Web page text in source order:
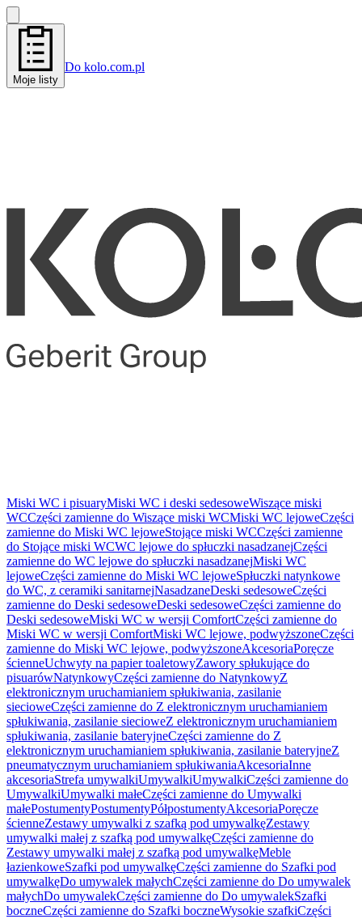
Moje listy
Do kolo.com.pl
Miski WC i pisuaryMiski WC i deski sedesoweWiszące miski
WCCzęści zamienne do Wiszące miski WCMiski WC lejoweCzęści
zamienne do Miski WC lejoweStojące miski WCCzęści zamienne
do Stojące miski WCWC lejowe do spłuczki nasadzanejCzęści
zamienne do WC lejowe do spłuczki nasadzanejMiski WC
lejoweCzęści zamienne do Miski WC lejoweSpłuczki natynkowe
do WC, z ceramiki sanitarnejNasadzaneDeski sedesoweCzęści
zamienne do Deski sedesoweDeski sedesoweCzęści zamienne do
Deski sedesoweMiski WC w wersji ComfortCzęści zamienne do
Miski WC w wersji ComfortMiski WC lejowe, podwyższoneCzęści
zamienne do Miski WC lejowe, podwyższoneAkcesoriaPoręcze
ścienneUchwyty na papier toaletowyZawory spłukujące do
pisuarówNatynkowyCzęści zamienne do NatynkowyZ
elektronicznym uruchamianiem spłukiwania, zasilanie
siecioweCzęści zamienne do Z elektronicznym uruchamianiem
spłukiwania, zasilanie siecioweZ elektronicznym uruchamianiem
spłukiwania, zasilanie bateryjneCzęści zamienne do Z
elektronicznym uruchamianiem spłukiwania, zasilanie bateryjneZ
pneumatycznym uruchamianiem spłukiwaniaAkcesoriaInne
akcesoriaStrefa umywalkiUmywalkiUmywalkiCzęści zamienne do
UmywalkiUmywalki małeCzęści zamienne do Umywalki
małePostumentyPostumentyPółpostumentyAkcesoriaPoręcze
ścienneZestawy umywalki z szafką pod umywalkęZestawy
umywalki małej z szafką pod umywalkęCzęści zamienne do
Zestawy umywalki małej z szafką pod umywalkęMeble
łazienkoweSzafki pod umywalkęCzęści zamienne do Szafki pod
umywalkęDo umywalek małychCzęści zamienne do Do umywalek
małychDo umywalekCzęści zamienne do Do umywalekSzafki
boczneCzęści zamienne do Szafki boczneWysokie szafkiCzęści